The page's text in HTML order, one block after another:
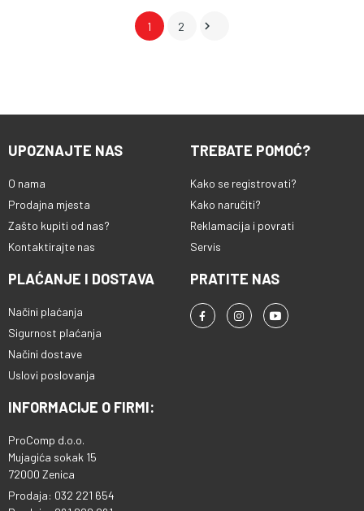
1 2 
UPOZNAJTE NAS
O nama
Prodajna mjesta
Zašto kupiti od nas?
Kontaktirajte nas
TREBATE POMOĆ?
Kako se registrovati?
Kako naručiti?
Reklamacija i povrati
Servis
PLAĆANJE I DOSTAVA
Načini plaćanja
Sigurnost plaćanja
Načini dostave
Uslovi poslovanja
PRATITE NAS
INFORMACIJE O FIRMI:
ProComp d.o.o.
Mujagića sokak 15
72000 Zenica
Prodaja: 032 221 654